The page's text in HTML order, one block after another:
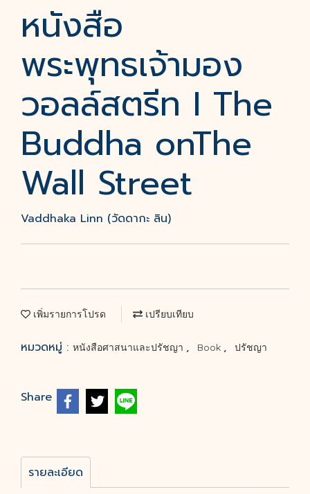
หนังสือ
พระพุทธเจ้ามอง
วอลล์สตรีท I The
Buddha onThe
Wall Street
Vaddhaka Linn (วัดดากะ ลิน)
เพิ่มรายการโปรด เปรียบเทียบ
หมวดหมู่ : หนังสือศาสนาและปรัชญา , Book , ปรัชญา
Share
รายละเอียด